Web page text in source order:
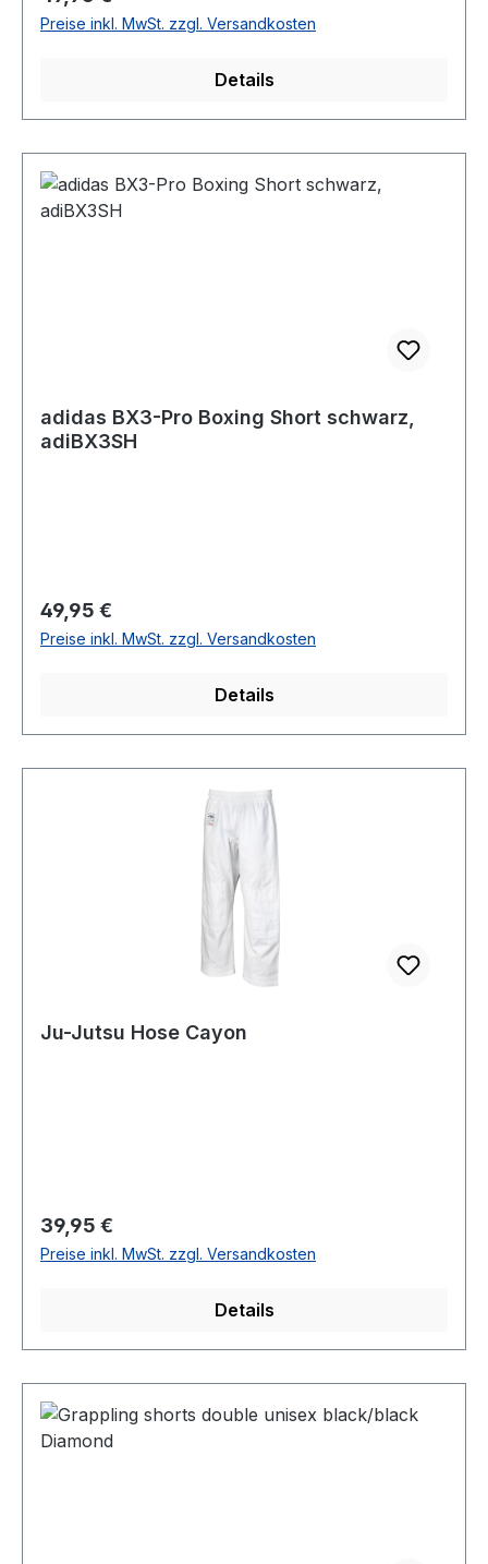
Preise inkl. MwSt. zzgl. Versandkosten
Details
adidas BX3-Pro Boxing Short schwarz,
adiBX3SH
Regulärer Preis:
49,95 €
Preise inkl. MwSt. zzgl. Versandkosten
Details
Ju-Jutsu Hose Cayon
Regulärer Preis:
39,95 €
Preise inkl. MwSt. zzgl. Versandkosten
Details